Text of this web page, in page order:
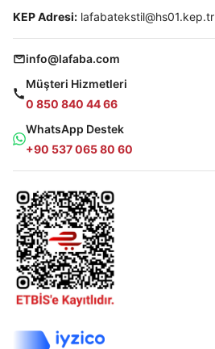
KEP Adresi: lafabatekstil@hs01.kep.tr
info@lafaba.com
Müşteri Hizmetleri
0 850 840 44 66
WhatsApp Destek
+90 537 065 80 60